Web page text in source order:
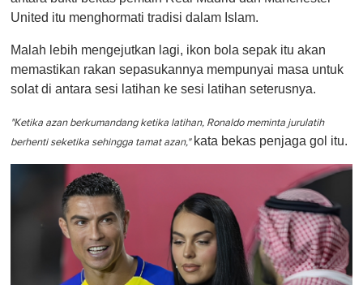
United itu menghormati tradisi dalam Islam.
Malah lebih mengejutkan lagi, ikon bola sepak itu akan
memastikan rakan sepasukannya mempunyai masa untuk
solat di antara sesi latihan ke sesi latihan seterusnya.
"Ketika azan berkumandang ketika latihan, Ronaldo meminta jurulatih
berhenti seketika sehingga tamat azan,"kata bekas penjaga gol itu.